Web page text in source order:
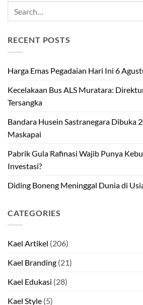
RECENT POSTS
Harga Emas Pegadaian Hari Ini 6
Kecelakaan Bus ALS Muratara:
Tersangka
Bandara Husein Sastranegara Dibuka
Maskapai
Pabrik Gula Rafinasi Wajib Punya
Investasi?
Diding Boneng Meninggal Dunia di
CATEGORIES
Kael Artikel (206)
Kael Branding (21)
Kael Edukasi (28)
Kael Style (5)